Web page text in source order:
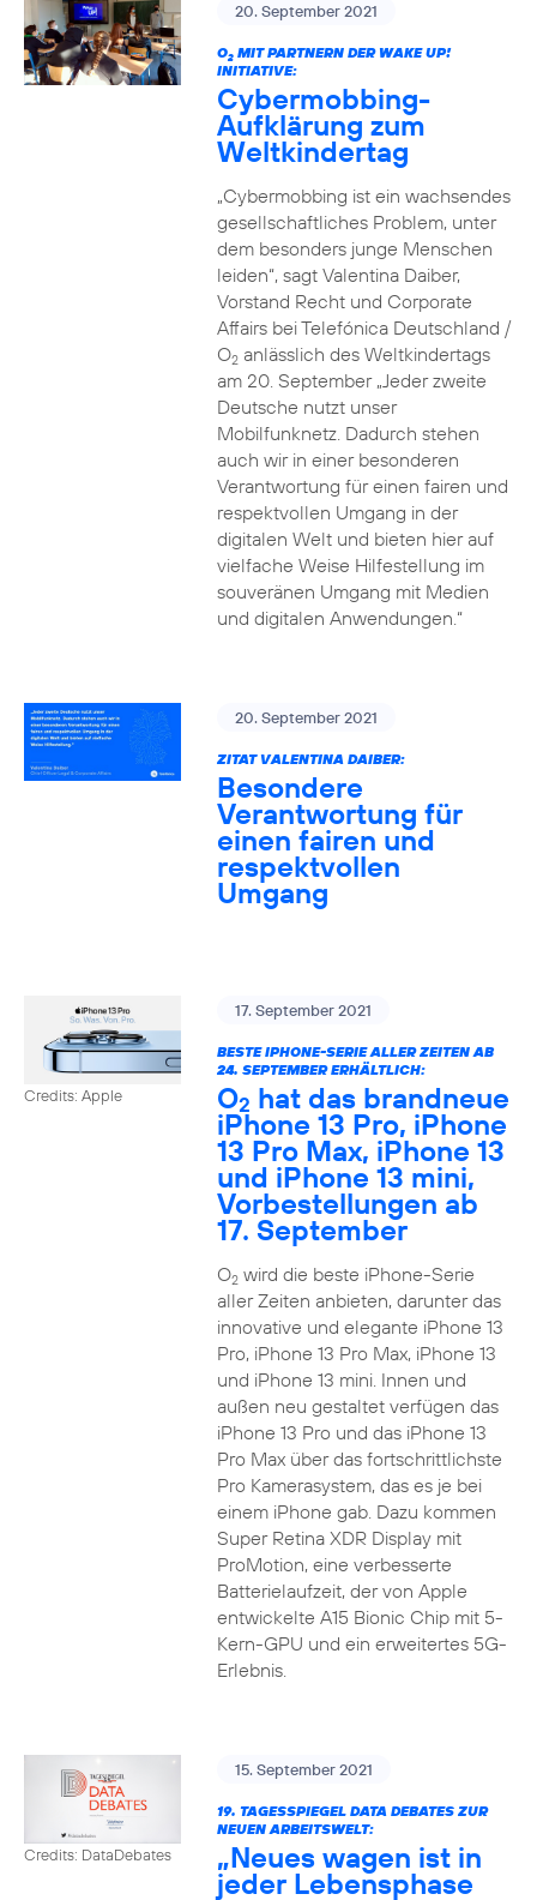
20. September 2021
O2MIT PARTNERN DER WAKE UP!
INITIATIVE:
Cybermobbing-
Aufklärung zum
Weltkindertag
„Cybermobbing ist ein wachsendes
gesellschaftliches Problem, unter
dem besonders junge Menschen
leiden“, sagt Valentina Daiber,
Vorstand Recht und Corporate
Affairs bei Telefónica Deutschland /
O2anlässlich des Weltkindertags
am 20. September „Jeder zweite
Deutsche nutzt unser
Mobilfunknetz. Dadurch stehen
auch wir in einer besonderen
Verantwortung für einen fairen und
respektvollen Umgang in der
digitalen Welt und bieten hier auf
vielfache Weise Hilfestellung im
souveränen Umgang mit Medien
und digitalen Anwendungen.“
20. September 2021
ZITAT VALENTINA DAIBER:
Besondere
Verantwortung für
einen fairen und
respektvollen
Umgang
Credits: Apple
17. September 2021
BESTE IPHONE-SERIE ALLER ZEITEN AB
24. SEPTEMBER ERHÄLTLICH:
O2 hat das brandneue
iPhone 13 Pro, iPhone
13 Pro Max, iPhone 13
und iPhone 13 mini,
Vorbestellungen ab
17. September
O2wird die beste iPhone-Serie
aller Zeiten anbieten, darunter das
innovative und elegante iPhone 13
Pro, iPhone 13 Pro Max, iPhone 13
und iPhone 13 mini. Innen und
außen neu gestaltet verfügen das
iPhone 13 Pro und das iPhone 13
Pro Max über das fortschrittlichste
Pro Kamerasystem, das es je bei
einem iPhone gab. Dazu kommen
Super Retina XDR Display mit
ProMotion, eine verbesserte
Batterielaufzeit, der von Apple
entwickelte A15 Bionic Chip mit 5-
Kern-GPU und ein erweitertes 5G-
Erlebnis.
Credits: DataDebates
15. September 2021
19. TAGESSPIEGEL DATA DEBATES ZUR
NEUEN ARBEITSWELT:
„Neues wagen ist in
jeder Lebensphase